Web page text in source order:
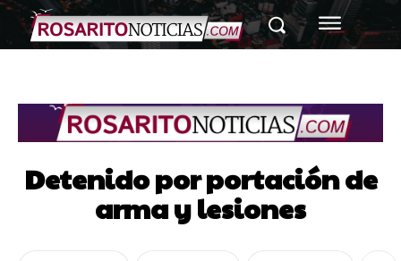
Detenido por portación de
arma y lesiones